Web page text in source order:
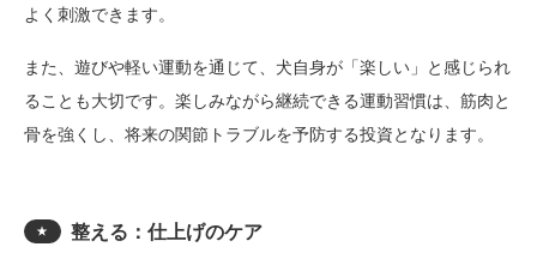
よく刺激できます。
また、遊びや軽い運動を通じて、犬自身が「楽しい」と感じられ
ることも大切です。楽しみながら継続できる運動習慣は、筋肉と
骨を強くし、将来の関節トラブルを予防する投資となります。
★ 整える：仕上げのケア